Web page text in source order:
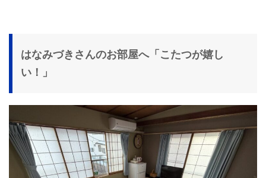
はなみづきさんのお部屋へ「こたつが嬉し
い！」